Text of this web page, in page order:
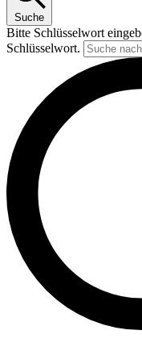
Suche
Bitte Schlüsselwort
Schlüsselwort.